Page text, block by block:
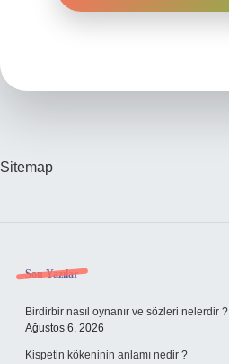
Sitemap
Sidebar
Son Yazılar
Birdirbir nasıl oynanır ve sözleri nelerdir ?
Ağustos 6, 2026
Kispetin kökeninin anlamı nedir ?